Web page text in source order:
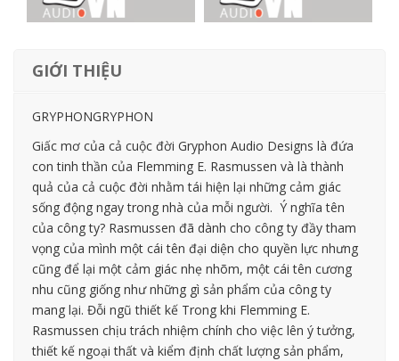
GIỚI THIỆU
GRYPHONGRYPHON
Giấc mơ của cả cuộc đời Gryphon Audio Designs là đứa
con tinh thần của Flemming E. Rasmussen và là thành
quả của cả cuộc đời nhằm tái hiện lại những cảm giác
sống động ngay trong nhà của mỗi người. Ý nghĩa tên
của công ty? Rasmussen đã dành cho công ty đầy tham
vọng của mình một cái tên đại diện cho quyền lực nhưng
cũng để lại một cảm giác nhẹ nhõm, một cái tên cương
nhu cũng giống như những gì sản phẩm của công ty
mang lại. Đỗi ngũ thiết kế Trong khi Flemming E.
Rasmussen chịu trách nhiệm chính cho việc lên ý tưởng,
thiết kế ngoại thất và kiểm định chất lượng sản phẩm,